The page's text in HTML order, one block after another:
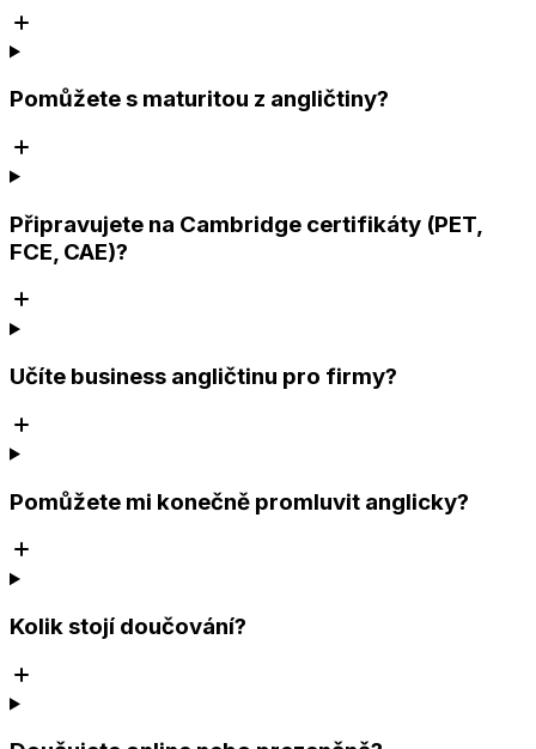
Pomůžete s maturitou z angličtiny?
Připravujete na Cambridge certifikáty (PET,
FCE, CAE)?
Učíte business angličtinu pro firmy?
Pomůžete mi konečně promluvit anglicky?
Kolik stojí doučování?